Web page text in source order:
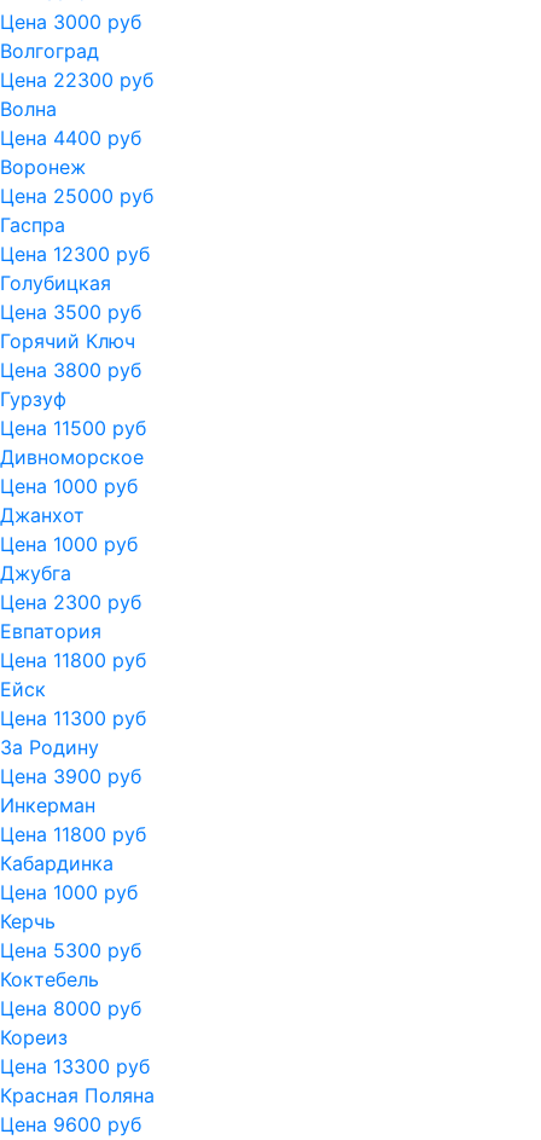
Цена 3000 руб
Волгоград
Цена 22300 руб
Волна
Цена 4400 руб
Воронеж
Цена 25000 руб
Гаспра
Цена 12300 руб
Голубицкая
Цена 3500 руб
Горячий Ключ
Цена 3800 руб
Гурзуф
Цена 11500 руб
Дивноморское
Цена 1000 руб
Джанхот
Цена 1000 руб
Джубга
Цена 2300 руб
Евпатория
Цена 11800 руб
Ейск
Цена 11300 руб
За Родину
Цена 3900 руб
Инкерман
Цена 11800 руб
Кабардинка
Цена 1000 руб
Керчь
Цена 5300 руб
Коктебель
Цена 8000 руб
Кореиз
Цена 13300 руб
Красная Поляна
Цена 9600 руб